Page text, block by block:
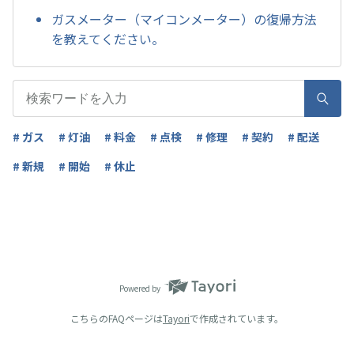
ガスメーター（マイコンメーター）の復帰方法
を教えてください。
# ガス # 灯油 # 料金 # 点検 # 修理 # 契約
# 配送
# 新規
# 開始 # 休止
Powered by
こちらのFAQページはTayoriで作成されています。